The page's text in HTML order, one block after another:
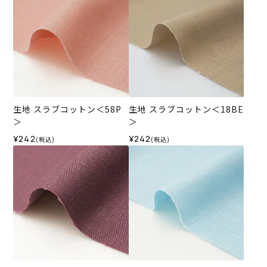
生地 スラブコットン＜58P
＞
¥242 (税込)
生地 スラブコットン＜18BE
＞
¥242 (税込)